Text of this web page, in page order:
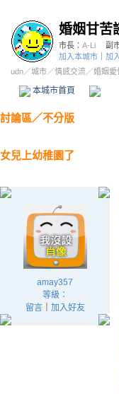
婚姻甘苦
市長： A-Li 副
加入本城市
加
udn／城市／情感交流／婚姻愛
本城市首頁
討論區／不分版
女兒上幼稚園了
amay357
等級：
留言｜ 加入好友